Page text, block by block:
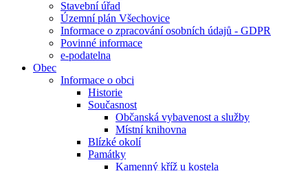
Stavební úřad
Územní plán Všechovice
Informace o zpracování osobních údajů - GDPR
Povinné informace
e-podatelna
Obec
Informace o obci
Historie
Současnost
Občanská vybavenost a služby
Místní knihovna
Blízké okolí
Památky
Kamenný kříž u kostela